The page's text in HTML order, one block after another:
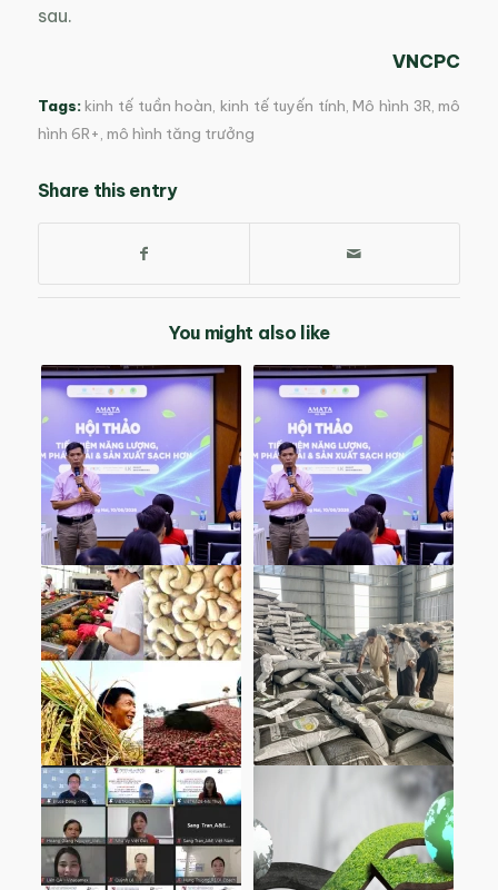
sau.
VNCPC
Tags: kinh tế tuần hoàn, kinh tế tuyến tính,Mô hình 3R,mô
hình 6R+, mô hình tăng trưởng
Share this entry
You might also like